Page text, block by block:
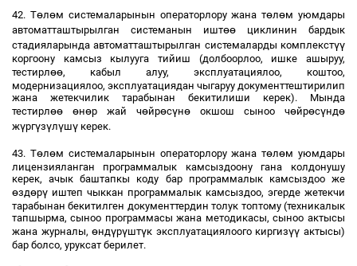
42. Төлөм системаларынын операторлору жана төлөм уюмдары
автоматташтырылган системанын иштөө циклинин бардык
стадияларында автоматташтырылган системаларды комплекстүү
коргоону камсыз кылууга тийиш (долбоорлоо, ишке ашыруу,
тестирлөө, кабыл алуу, эксплуатациялоо, коштоо,
модернизациялоо, эксплуатациядан чыгаруу документтештирилип
жана жетекчилик тарабынан бекитилиши керек). Мында
тестирлөө өнөр жай чөйрөсүнө окшош сыноо чөйрөсүндө
жүргүзүлүшү керек.
43. Төлөм системаларынын операторлору жана төлөм уюмдары
лицензияланган программалык камсыздоону гана колдонушу
керек, ачык баштапкы коду бар программалык камсыздоо же
өздөрү иштеп чыккан программалык камсыздоо, эгерде жетекчи
тарабынан бекитилген документтердин толук топтому (техникалык
тапшырма, сыноо программасы жана методикасы, сыноо актысы
жана журналы,өндүрүштүк эксплуатациялоого киргизүү актысы)
бар болсо, уруксат берилет.